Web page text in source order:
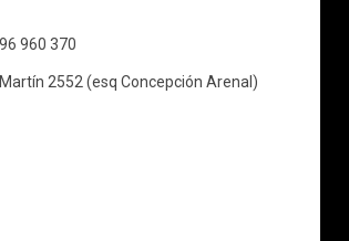
960 370
2552 (esq Concepción Arenal)